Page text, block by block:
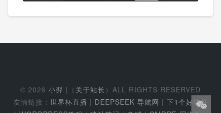
© 2026 小羿 |（ 关于站长 ）ALL RIGHTS RESERVED
友情链接： 世界杯直播 | DEEPSEEK 导航网 | 下1个好软件